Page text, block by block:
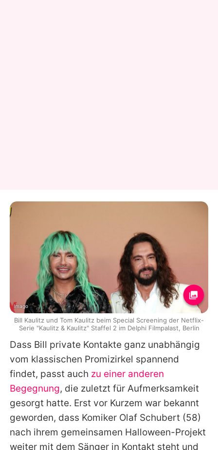
Dass Bill private Kontakte ganz unabhängig
vom klassischen Promizirkel spannend
findet, passt auch zu einer anderen
Begegnung, die zuletzt für Aufmerksamkeit
gesorgt hatte. Erst vor Kurzem war bekannt
geworden, dass Komiker Olaf Schubert (58)
nach ihrem gemeinsamen Halloween-Projekt
weiter mit dem Sänger in Kontakt steht und
Imago
Bill Kaulitz und Tom Kaulitz beim Special Screening der Netflix-
Serie "Kaulitz & Kaulitz" Staffel 2 im Delphi Filmpalast, Berlin